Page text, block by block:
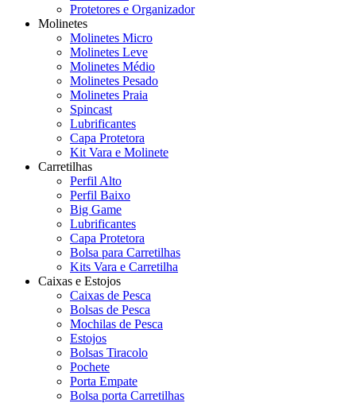
Protetores e Organizador
Molinetes
Molinetes Micro
Molinetes Leve
Molinetes Médio
Molinetes Pesado
Molinetes Praia
Spincast
Lubrificantes
Capa Protetora
Kit Vara e Molinete
Carretilhas
Perfil Alto
Perfil Baixo
Big Game
Lubrificantes
Capa Protetora
Bolsa para Carretilhas
Kits Vara e Carretilha
Caixas e Estojos
Caixas de Pesca
Bolsas de Pesca
Mochilas de Pesca
Estojos
Bolsas Tiracolo
Pochete
Porta Empate
Bolsa porta Carretilhas